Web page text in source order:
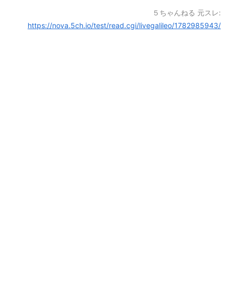
５ちゃんねる 元スレ:
https://nova.5ch.io/test/read.cgi/livegalileo/1782985943/